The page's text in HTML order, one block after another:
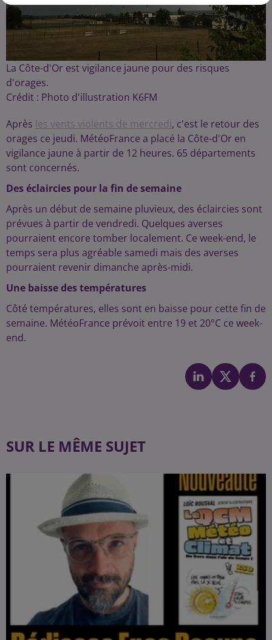
La Côte-d'Or est vigilance jaune pour des risques
d'orages.
Crédit : Photo d'illustration K6FM
Après les vents violents de mercredi , c'est le retour des
orages ce jeudi. MétéoFrance a placé la Côte-d'Or en
vigilance jaune à partir de 12 heures. 65 départements
sont concernés.
Des éclaircies pour la fin de semaine
Après un début de semaine pluvieux, des éclaircies sont
prévues à partir de vendredi. Quelques averses
pourraient encore tomber localement. Ce week-end, le
temps sera plus agréable samedi mais des averses
pourraient revenir dimanche après-midi.
Une baisse des températures
Côté températures, elles sont en baisse pour cette fin de
semaine. MétéoFrance prévoit entre 19 et 20°C ce week-
end.
SUR LE MÊME SUJET